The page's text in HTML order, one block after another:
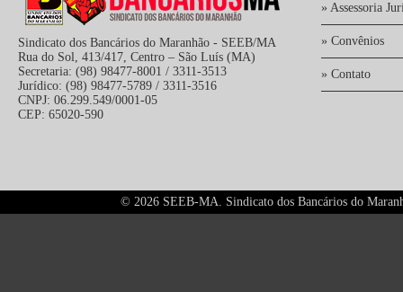
Sindicato dos Bancários do Maranhão - SEEB/MA
Rua do Sol, 413/417, Centro – São Luís (MA)
Secretaria: (98) 98477-8001 / 3311-3513
Jurídico: (98) 98477-5789 / 3311-3516
CNPJ: 06.299.549/0001-05
CEP: 65020-590
» Assessoria
» Convênios
» Contato
© 2026 SEEB-MA. Sindicato dos Bancários do